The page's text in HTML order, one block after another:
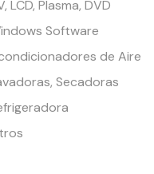
LCD, Plasma, DVD
Software
de Aire
Secadoras